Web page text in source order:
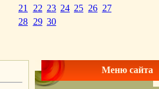
21
22 23 24 25 26 27
28 29 30
Меню сайта